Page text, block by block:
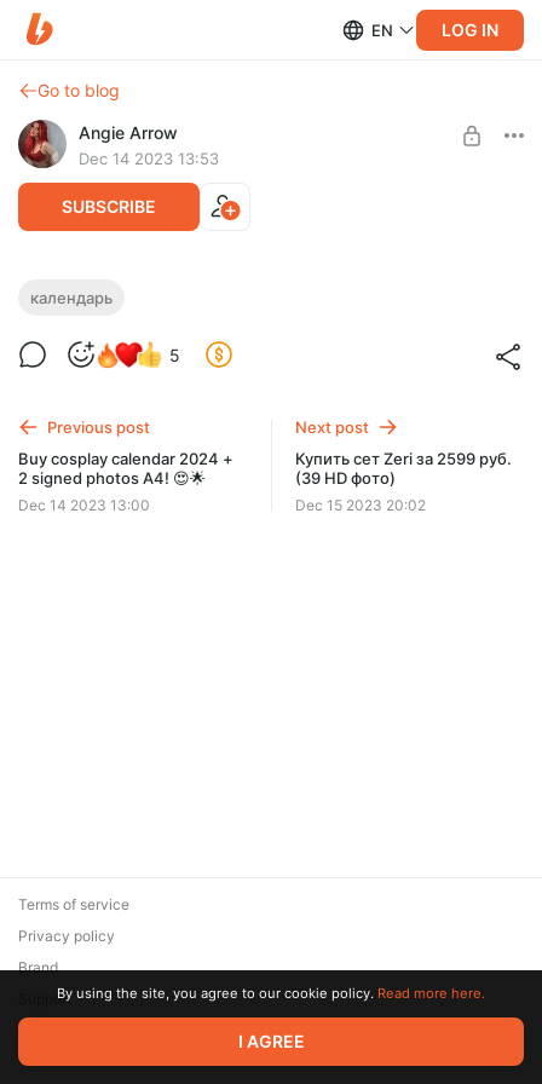
EN LOG IN
Go to blog
Angie Arrow
Dec 14 2023 13:53
SUBSCRIBE
Купить косплей-календарь 2024! 😍🌟
ONLY RU
Доставка по РФ уже включена в стоимость 😇
календарь
5
Previous post
Buy cosplay calendar 2024 +
2 signed photos A4! 😍🌟
Dec 14 2023 13:00
Next post
Купить сет Zeri за 2599 руб.
(39 HD фото)
Dec 15 2023 20:02
© 2026 Zaya Solutions Limited. All rights reserved. All trademarks
are the property of their respective owners.
Terms of service
Privacy policy
Brand
SupportBy using the site, you agree to our cookie policy. Read more here.
I AGREE